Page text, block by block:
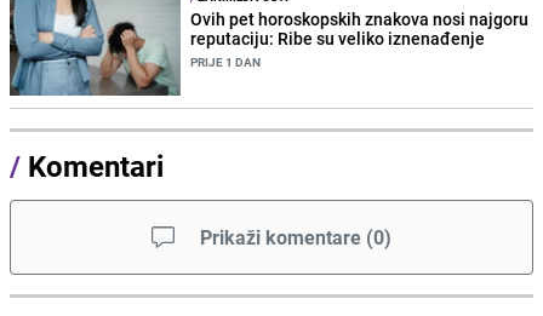
Ovih pet horoskopskih znakova nosi najgoru
reputaciju: Ribe su veliko iznenađenje
PRIJE 1 DAN
/ Komentari
Prikaži komentare (0)